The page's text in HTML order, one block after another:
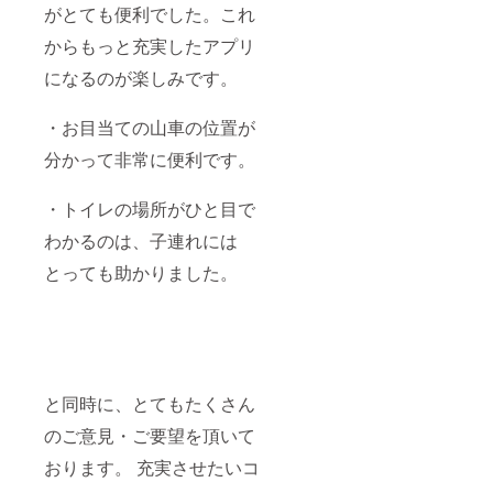
がとても便利でした。これ
からもっと充実したアプリ
になるのが楽しみです。
・お目当ての山車の位置が
分かって非常に便利です。
・トイレの場所がひと目で
わかるのは、子連れには
とっても助かりました。
と同時に、とてもたくさん
のご意見・ご要望を頂いて
おります。 充実させたいコ